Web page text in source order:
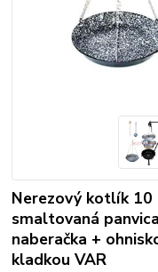
Nerezový kotlík 10
smaltovaná
naberačka +
kladkou VAR